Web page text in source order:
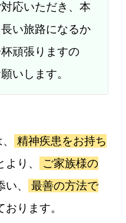
応いただき、本
い旅路になるか
頑張りますの
いします。
精神疾患をお持ち
り、
ご家族様の
、
最善の方法で
おります。